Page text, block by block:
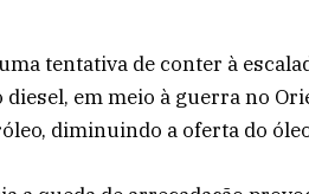
tentativa de conter à
em meio à guerra no
diminuindo a oferta do